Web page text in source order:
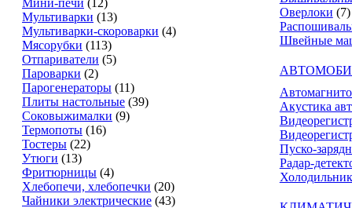
Мини-печи (12)
Мультиварки (13)
Мультиварки-скороварки (4)
Мясорубки (113)
Отпариватели (5)
Пароварки (2)
Парогенераторы (11)
Плиты настольные (39)
Соковыжималки (9)
Термопоты (16)
Тостеры (22)
Утюги (13)
Фритюрницы (4)
Хлебопечи, хлебопечки (20)
Чайники электрические (43)
Оверлоки (7)
Швейные
Акустика
Пуско-
Радар-